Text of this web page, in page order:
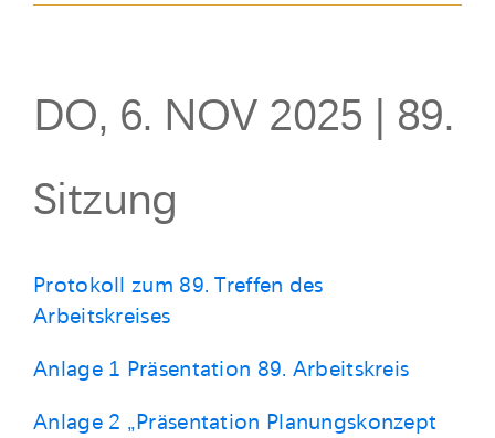
DO, 6. NOV 2025 | 89.
Sitzung
Protokoll zum 89. Treffen des
Arbeitskreises
Anlage 1 Präsentation 89. Arbeitskreis
Anlage 2 „Präsentation Planungskonzept